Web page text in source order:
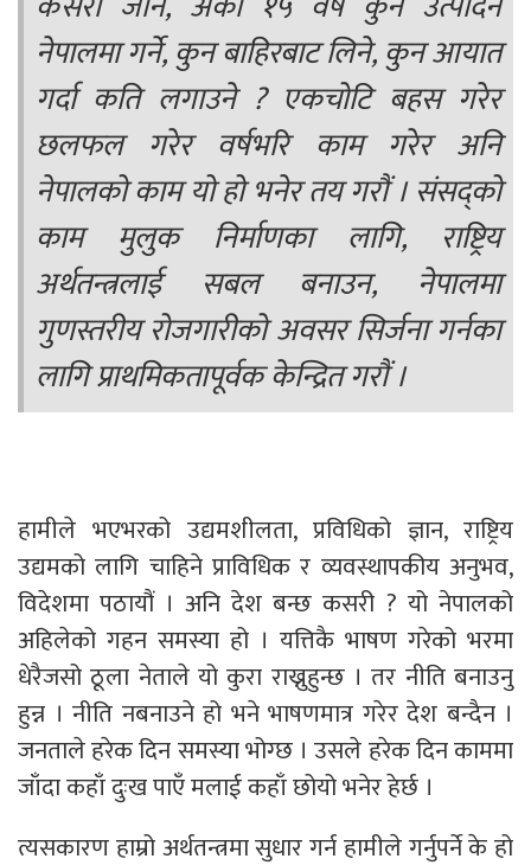
नेपालमा गर्ने, कुन बाहिरबाट लिने, कुन आयात
गर्दा कति लगाउने ? एकचोटि बहस गरेर
छलफल गरेर वर्षभरि काम गरेर अनि
नेपालको काम यो हो भनेर तय गरौं । संसद्को
काम मुलुक निर्माणका लागि, राष्ट्रिय
अर्थतन्त्रलाई सबल बनाउन, नेपालमा
गुणस्तरीय रोजगारीको अवसर सिर्जना गर्नका
लागि प्राथमिकतापूर्वक केन्द्रित गरौं ।
हामीले भएभरको उद्यमशीलता, प्रविधिको ज्ञान, राष्ट्रिय
उद्यमको लागि चाहिने प्राविधिक र व्यवस्थापकीय अनुभव,
विदेशमा पठायौं । अनि देश बन्छ कसरी ? यो नेपालको
अहिलेको गहन समस्या हो । यत्तिकै भाषण गरेको भरमा
धेरैजसो ठूला नेताले यो कुरा राख्नुहुन्छ । तर नीति बनाउनु
हुन्न । नीति नबनाउने हो भने भाषणमात्र गरेर देश बन्दैन ।
जनताले हरेक दिन समस्या भोग्छ । उसले हरेक दिन काममा
जाँदा कहाँ दुःख पाएँ मलाई कहाँ छोयो भनेर हेर्छ ।
त्यसकारण हाम्रो अर्थतन्त्रमा सुधार गर्न हामीले गर्नुपर्ने के हो